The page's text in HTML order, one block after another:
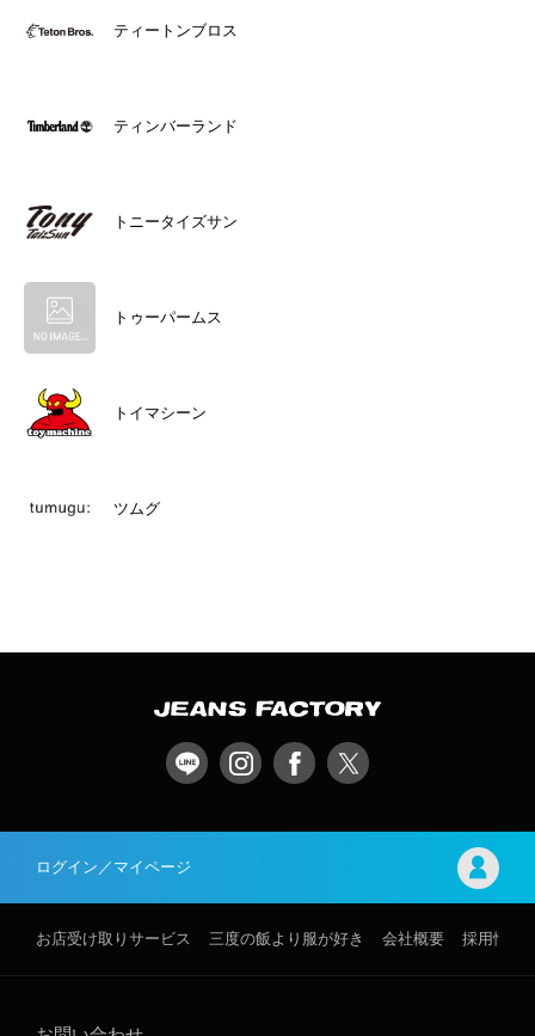
ティートンブロス
ティンバーランド
トニータイズサン
トゥーパームス
トイマシーン
ツムグ
ログイン／マイページ
お店受け取りサービス 三度の飯より服が好き 会社概要 採用情報